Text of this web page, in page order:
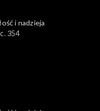
i nadzieja
354